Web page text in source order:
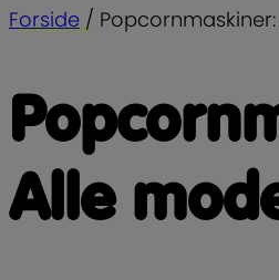
Forside /
Alle